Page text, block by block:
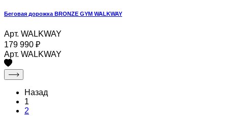
Беговая дорожка BRONZE GYM WALKWAY
Арт. WALKWAY
179 990 ₽
Арт. WALKWAY
Назад
1
2